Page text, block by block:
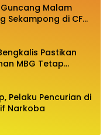
Malam
Sekampong di CFN
Pastikan
MBG Tetap
Pelaku Pencurian di
Narkoba